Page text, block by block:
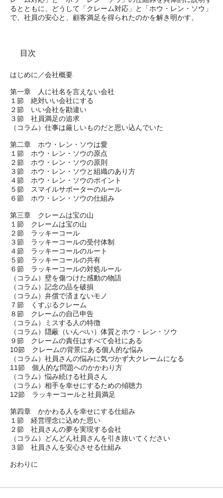
るとともに、どうして「クレーム対応」と「ホウ・レン・ソウ」
で、社員の安心と、顧客満足を得られたのかを解き明かす。
目次
はじめに／会社概要
第一章 人に社名を言えない会社
１節 絶対いい会社にする
２節 いい会社を勘違い
３節 社員満足の追求
（コラム）仕事は厳しいものだと思い込んでいた
第二章 ホウ・レン・ソウは愛
１節 ホウ・レン・ソウの原点
２節 ホウ・レン・ソウの原則
３節 ホウ・レン・ソウと組織のあり方
４節 ホウ・レン・ソウのポイント
５節 スマイルサポーターのルール
６節 ホウ・レン・ソウの仕組み
第三章 クレームは宝の山
１節 クレームは宝の山
２節 ラッキーコール
３節 ラッキーコールの受付体制
４節 ラッキーコールのルート
５節 ラッキーコールの共有
６節 ラッキーコールの対処ルール
（コラム）壁を傷つけた感動の物語
（コラム）記念の品を破損
（コラム）弁償で済まないモノ
７節 くすぶるクレーム
８節 クレームの自己申告
（コラム）ミスする人の特徴
（コラム）隠蔽（いんぺい）体質とホウ・レン・ソウ
９節 クレームの責任はすべて会社にある
10節 クレームの背景にある個人的な悩み
（コラム）社員さんの悩みに気づかず大クレームになる
11節 個人的な問題へのかかわり方
（コラム）悩み続ける社員さん
（コラム）相手を幸せにするための傾聴力
12節 ラッキーコールと社員満足
第四章 かかわる人を幸せにする仕組み
１節 経営理念に込めた思い
２節 社員さんの夢を実現する会社
（コラム）どんどん社員さんを引き抜いてください
３節 社員さんを安心させる仕組み
おわりに